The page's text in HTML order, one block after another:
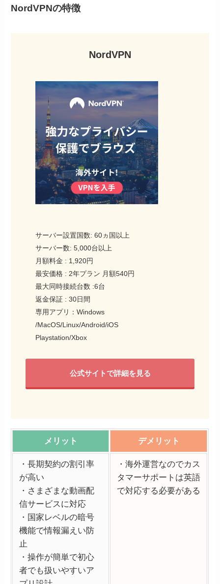
申し込み」をクリック。
購入プランを選ぶ
「ワンタイムプラン」「サブスクプラン」の2
つのプランから選ぶことができます。
長期的な使用を考えている方はサブスクプラ
ンが一番お得で、
格で契約することができます。
STEP
内容に問題なければ「お客様情報の入
力」を選択してください。
を入力
NordVPNの特徴
NordVPN
サーバー設置国数: 60ヵ国以上
サーバー数: 5,000台以上
月額料金 : 1,920円
最安価格 : 2年プラン 月額540円
最大同時接続台数 :6台
返金保証 : 30日間
専用アプリ：Windows
/MacOS/Linux/Android/iOS
Playstation/Xbox
公式サイトで詳細を見る
メリット デメリット
・長期契約の割引率
が高い
・さまざまな動画配
信サービスに対応
・国家レベルの暗号
機能で情報漏えい防
止
・操作が簡単で初心
者でも扱いやすいア
・海外運営なのでカス
タマーサポートは英語
で対応する必要がある